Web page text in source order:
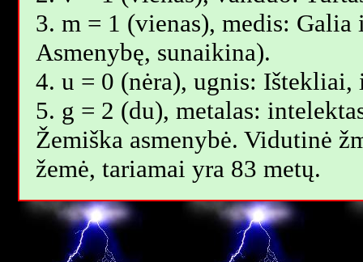
3. m = 1 (vienas), medis:
Asmenybę, sunaikina).
4. u = 0 (nėra), ugnis: Ištekliai,
5. g = 2 (du), metalas:
Žemiška asmenybė. Vidutinė
žemė, tariamai yra 83 metų.